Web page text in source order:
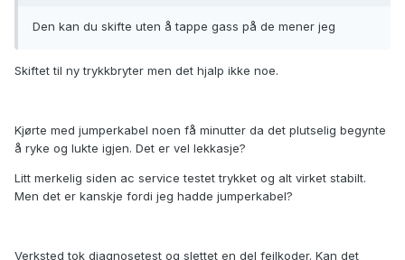
Den kan du skifte uten å tappe gass på de mener jeg
Skiftet til ny trykkbryter men det hjalp ikke noe.
Kjørte med jumperkabel noen få minutter da det plutselig begynte
å ryke og lukte igjen. Det er vel lekkasje?
Litt merkelig siden ac service testet trykket og alt virket stabilt.
Men det er kanskje fordi jeg hadde jumperkabel?
Verksted tok diagnosetest og slettet en del feilkoder. Kan det